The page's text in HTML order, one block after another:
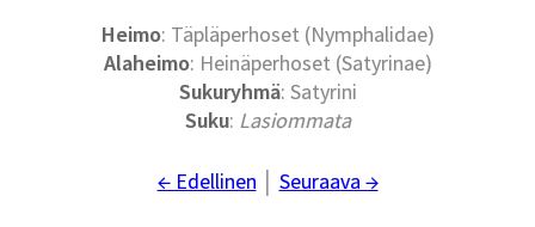
Heimo: Täpläperhoset (Nymphalidae)
Alaheimo: Heinäperhoset (Satyrinae)
Sukuryhmä: Satyrini
Suku: Lasiommata
← Edellinen Seuraava →